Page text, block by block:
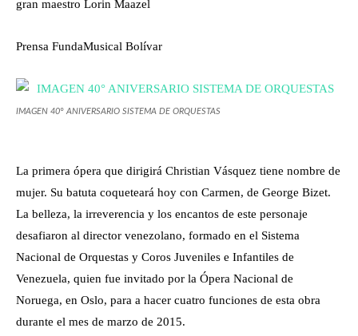
gran maestro Lorin Maazel
Prensa FundaMusical Bolívar
IMAGEN 40° ANIVERSARIO SISTEMA DE ORQUESTAS
La primera ópera que dirigirá Christian Vásquez tiene nombre de
mujer. Su batuta coqueteará hoy con Carmen, de George Bizet.
La belleza, la irreverencia y los encantos de este personaje
desafiaron al director venezolano, formado en el Sistema
Nacional de Orquestas y Coros Juveniles e Infantiles de
Venezuela, quien fue invitado por la Ópera Nacional de
Noruega, en Oslo, para a hacer cuatro funciones de esta obra
durante el mes de marzo de 2015.